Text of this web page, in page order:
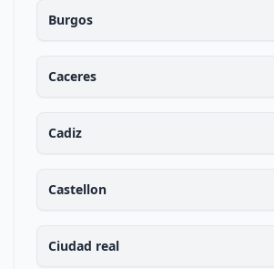
Burgos
Caceres
Cadiz
Castellon
Ciudad real